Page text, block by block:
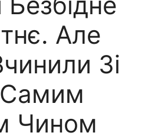
Але
Зі
Чином